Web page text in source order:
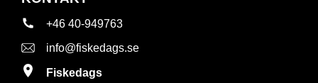
+46 40-949763
info@fiskedags.se
Fiskedags